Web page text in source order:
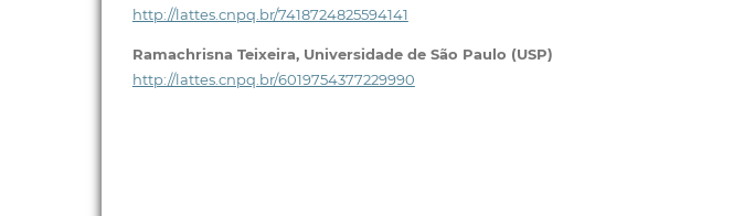
http://lattes.cnpq.br/7418724825594141
Ramachrisna Teixeira, Universidade de São Paulo (USP)
http://lattes.cnpq.br/6019754377229990